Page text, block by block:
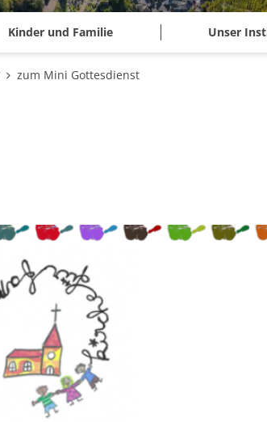
Kinder und Familie Unser
zum Mini Gottesdienst